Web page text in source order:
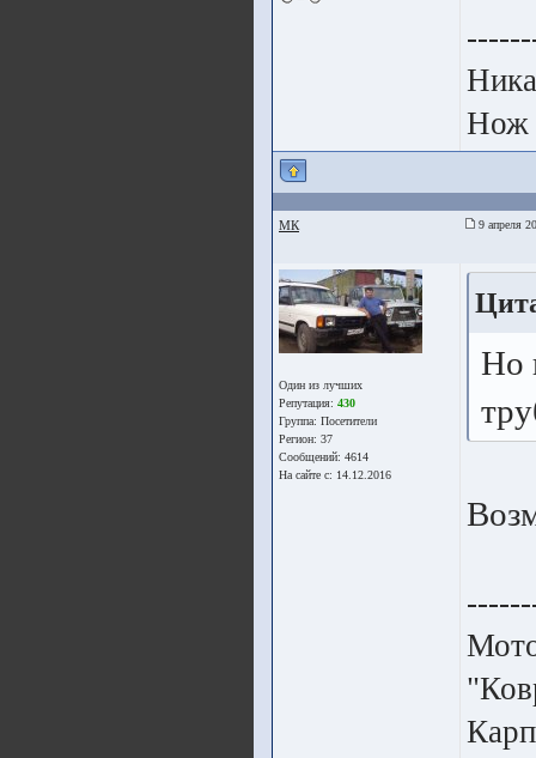
Нож
МК 9 апреля
Один из лучших
Репутация: 430
Группа: Посетители
Регион: 37
Сообщений: 4614
На сайте с: 14.12.2016
Но